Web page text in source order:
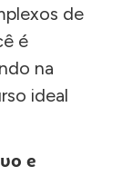
de
é
na
ideal
e